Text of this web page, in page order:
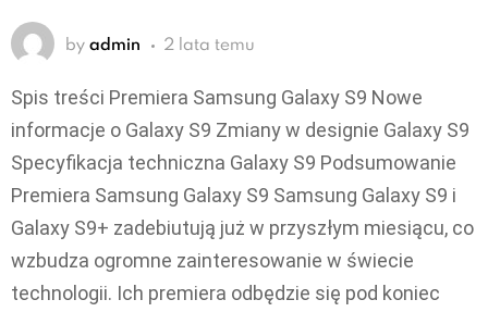
by admin 2 lata temu
Spis treści Premiera Samsung Galaxy S9 Nowe
informacje o Galaxy S9 Zmiany w designie Galaxy S9
Specyfikacja techniczna Galaxy S9 Podsumowanie
Premiera Samsung Galaxy S9 Samsung Galaxy S9 i
Galaxy S9+ zadebiutują już w przyszłym miesiącu, co
wzbudza ogromne zainteresowanie w świecie
technologii. Ich premiera odbędzie się pod koniec